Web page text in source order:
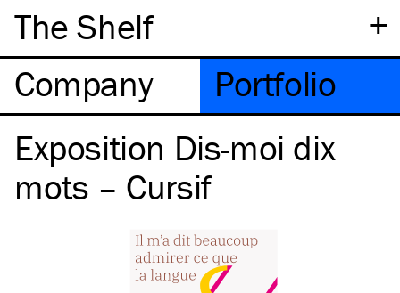
+
The Shelf
Company
Portfolio
Exposition Dis-moi dix
mots – Cursif